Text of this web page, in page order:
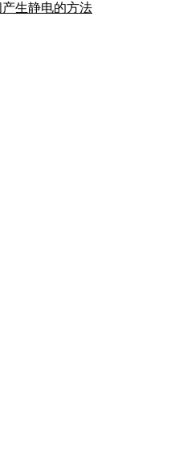
生静电的方法